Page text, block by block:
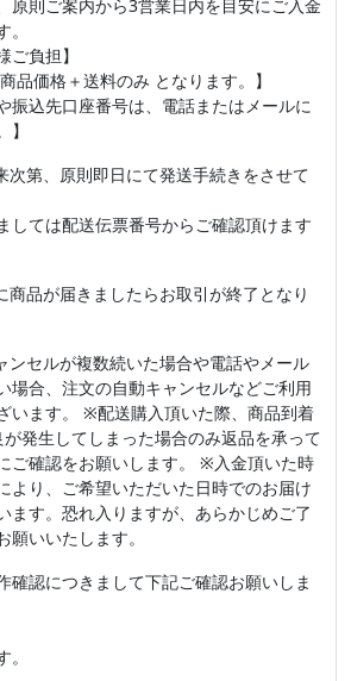
則ご案内から3営業日内を目安にご入金
ご負担】
品価格＋送料のみ となります。】
振込先口座番号は、電話またはメールに
第、原則即日にて発送手続きをさせて
ては配送伝票番号からご確認頂けます
品が届きましたらお取引が終了となり
セルが複数続いた場合や電話やメール
場合、注文の自動キャンセルなどご利用
います。 ※配送購入頂いた際、商品到着
発生してしまった場合のみ返品を承って
ご確認をお願いします。 ※入金頂いた時
より、ご希望いただいた日時でのお届け
ます。恐れ入りますが、あらかじめご了
いいたします。
認につきまして下記ご確認お願いしま